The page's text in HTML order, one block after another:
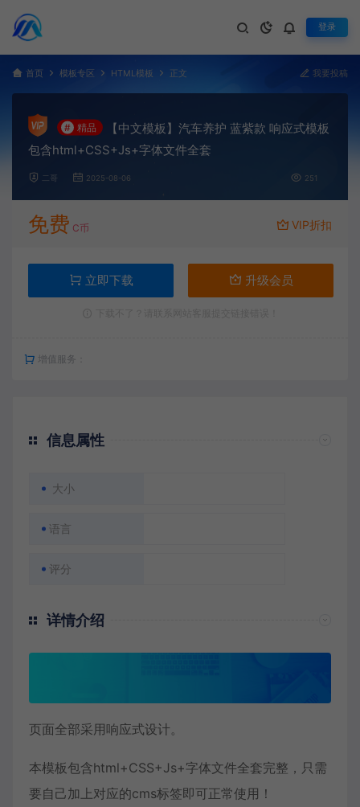
登录
首页 模板专区 HTML模板 正文 我要投稿
# 精品
【中文模板】汽车养护 蓝紫款 响应式模板
包含html+CSS+Js+字体文件全套
二哥 2025-08-06 251
免费 C币 VIP折扣
立即下载 升级会员
增值服务：
信息属性
大小
语言
评分
详情介绍
页面全部采用响应式设计。
本模板包含html+CSS+Js+字体文件全套完整，只需
要自己加上对应的cms标签即可正常使用！